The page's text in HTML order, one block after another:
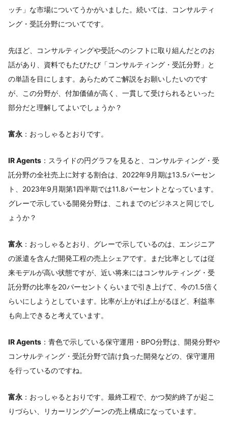
ッチ」な市場についてうかがいました。続いては、コンサルティ
ング・受託分野についてです。
先ほど、コンサルティングや受託へのシフトに取り組んだとのお
話があり、資料でもたびたび「コンサルティング・受託分野」と
の単語を目にします。あらためてご解説をお願いしたいのです
が、この分野が、付加価値が高く、一貫して受けられるといった
部分だと理解してよいでしょうか？
富永 ：おっしゃるとおりです。
IR Agents ：スライドの円グラフを見ると、コンサルティング・受
託分野の全社売上に対する割合は、2022年9月期は13.5パーセン
ト、2023年9月期第1四半期では11.8パーセントとなっています。
グレーで示している開発分野は、これまでのビジネスと同じでし
ょうか？
富永 ：おっしゃるとおり、グレーで示しているのは、エンジニア
の派遣を含んだ開発工程の売上シェアです。まだ比率としては従
来モデルが高い状態ですが、近い将来にはコンサルティング・受
託分野の比率を20パーセントくらいまで引き上げて、今の1.5倍く
らいにしようとしています。比率が上がれば上がるほど、利益率
も向上できると考えています。
IR Agents ：青色で示している保守運用・BPO分野は、開発分野や
コンサルティング・受託分野で請け負った開発などの、保守運用
を行っているのですね。
富永 ：おっしゃるとおりです。最終工程で、かつ契約終了が起こ
りづらい、リカーリングゾーンの売上構成になっています。